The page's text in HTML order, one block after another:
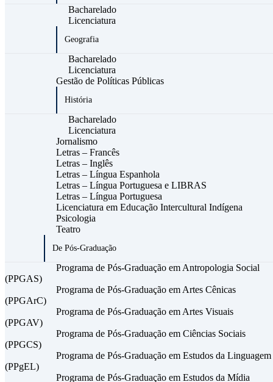
Bacharelado
Licenciatura
Geografia
Bacharelado
Licenciatura
Gestão de Políticas Públicas
História
Bacharelado
Licenciatura
Jornalismo
Letras – Francês
Letras – Inglês
Letras – Língua Espanhola
Letras – Língua Portuguesa e LIBRAS
Letras – Língua Portuguesa
Licenciatura em Educação Intercultural Indígena
Psicologia
Teatro
De Pós-Graduação
Programa de Pós-Graduação em Antropologia Social
(PPGAS)
Programa de Pós-Graduação em Artes Cênicas
(PPGArC)
Programa de Pós-Graduação em Artes Visuais
(PPGAV)
Programa de Pós-Graduação em Ciências Sociais
(PPGCS)
Programa de Pós-Graduação em Estudos da Linguagem
(PPgEL)
Programa de Pós-Graduação em Estudos da Mídia